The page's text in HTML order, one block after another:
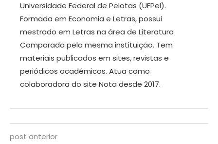
Universidade Federal de Pelotas (UFPel).
Formada em Economia e Letras, possui
mestrado em Letras na área de Literatura
Comparada pela mesma instituição. Tem
materiais publicados em sites, revistas e
periódicos acadêmicos. Atua como
colaboradora do site Nota desde 2017.
post anterior